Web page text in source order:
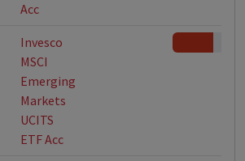
Acc
Invesco
MSCI
Emerging
Markets
UCITS
ETF Acc